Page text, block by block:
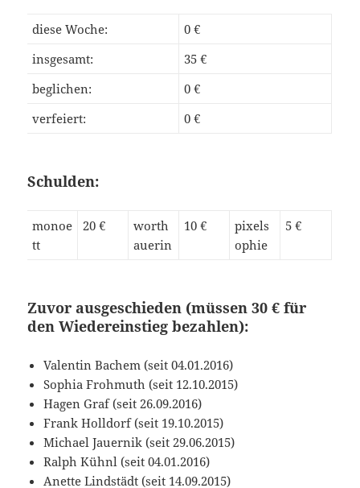
diese Woche:
0 €
insgesamt:
35 €
beglichen:
0 €
verfeiert:
0 €
Schulden:
monoe
tt
20 €
worth
auerin
10 €
pixels
ophie
5 €
Zuvor ausgeschieden (müssen 30 € für
den Wiedereinstieg bezahlen):
Valentin Bachem (seit 04.01.2016)
Sophia Frohmuth (seit 12.10.2015)
Hagen Graf (seit 26.09.2016)
Frank Holldorf (seit 19.10.2015)
Michael Jauernik (seit 29.06.2015)
Ralph Kühnl (seit 04.01.2016)
Anette Lindstädt (seit 14.09.2015)